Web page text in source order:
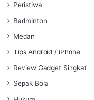
Peristiwa
Badminton
Medan
Tips Android / iPhone
Review Gadget Singkat
Sepak Bola